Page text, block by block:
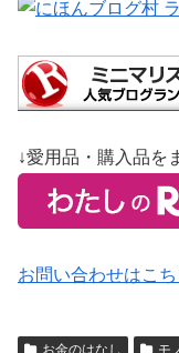
↓愛用品・購入品を
お問い合わせはこ
お金のはなし モ